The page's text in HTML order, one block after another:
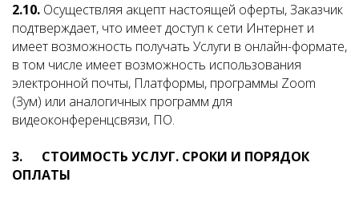
2.10. Осуществляя акцепт настоящей оферты, Заказчик
подтверждает, что имеет доступ к сети Интернет и
имеет возможность получать Услуги в онлайн-формате,
в том числе имеет возможность использования
электронной почты, Платформы, программы Zoom
(Зум) или аналогичных программ для
видеоконференцсвязи, ПО.
3. СТОИМОСТЬ УСЛУГ. СРОКИ И ПОРЯДОК
ОПЛАТЫ